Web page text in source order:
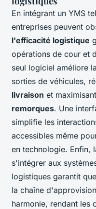
En intégrant un YMS
entreprises peuvent
l'efficacité logistique
opérations de cour et
seul logiciel améliore
sorties de véhicules,
livraison et
remorques. Une
simplifie les
accessibles même
en technologie. Enfin,
s'intégrer aux
logistiques garantit
la chaîne
harmonie, rendant les